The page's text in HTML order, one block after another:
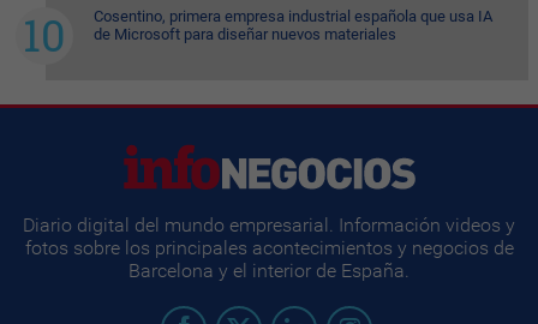
Cosentino, primera empresa industrial española que usa IA
de Microsoft para diseñar nuevos materiales
Diario digital del mundo empresarial. Información videos y
fotos sobre los principales acontecimientos y negocios de
Barcelona y el interior de España.